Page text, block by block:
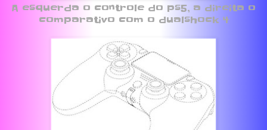
A esquerda o controle do ps5, a direita o
comparativo com o dualshock 4